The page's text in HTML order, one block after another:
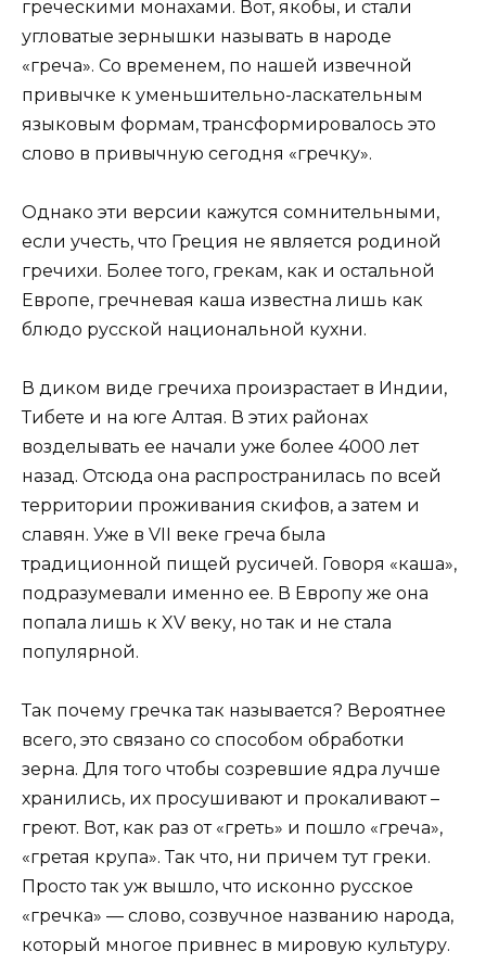
греческими монахами. Вот, якобы, и стали
угловатые зернышки называть в народе
«греча». Со временем, по нашей извечной
привычке к уменьшительно-ласкательным
языковым формам, трансформировалось это
слово в привычную сегодня «гречку».
Однако эти версии кажутся сомнительными,
если учесть, что Греция не является родиной
гречихи. Более того, грекам, как и остальной
Европе, гречневая каша известна лишь как
блюдо русской национальной кухни.
В диком виде гречиха произрастает в Индии,
Тибете и на юге Алтая. В этих районах
возделывать ее начали уже более 4000 лет
назад. Отсюда она распространилась по всей
территории проживания скифов, а затем и
славян. Уже в VII веке греча была
традиционной пищей русичей. Говоря «каша»,
подразумевали именно ее. В Европу же она
попала лишь к XV веку, но так и не стала
популярной.
Так почему гречка так называется? Вероятнее
всего, это связано со способом обработки
зерна. Для того чтобы созревшие ядра лучше
хранились, их просушивают и прокаливают –
греют. Вот, как раз от «греть» и пошло «греча»,
«гретая крупа». Так что, ни причем тут греки.
Просто так уж вышло, что исконно русское
«гречка» — слово, созвучное названию народа,
который многое привнес в мировую культуру.